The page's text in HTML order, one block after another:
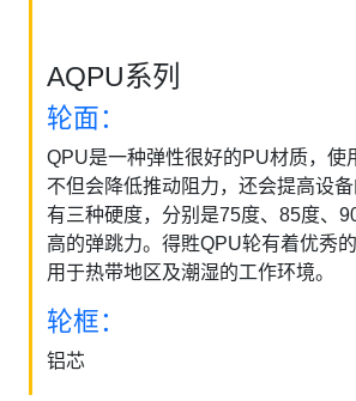
AQPU系列
轮面：
QPU是一种弹性很好的PU材质，使
不但会降低推动阻力，还会提高设
有三种硬度，分别是75度、85度、
高的弹跳力。得貹QPU轮有着优秀
用于热带地区及潮湿的工作环境。
轮框：
铝芯